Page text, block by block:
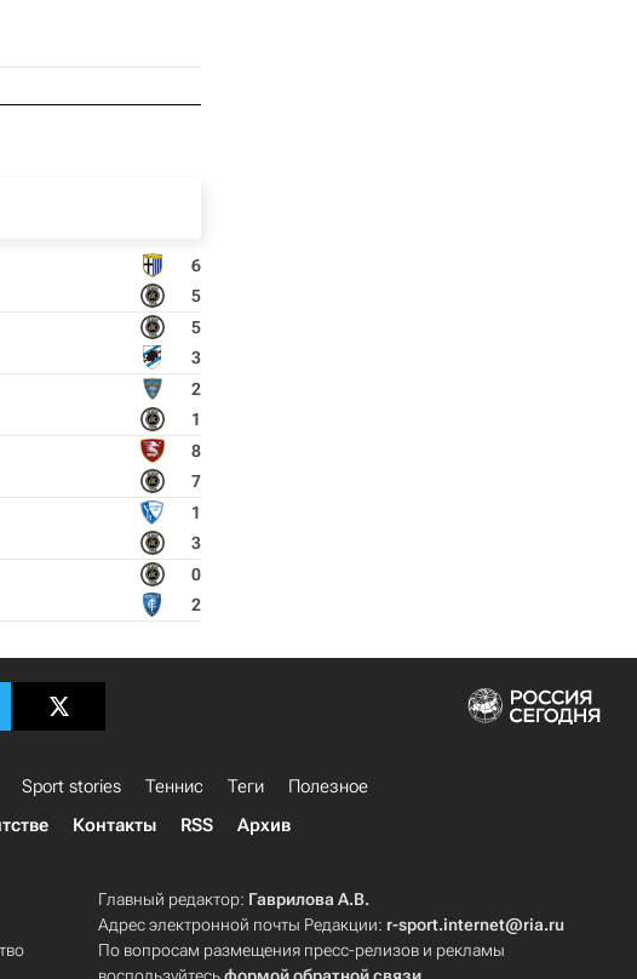
6
5
5
3
2
1
8
7
1
3
0
2
Sport stories Теннис Теги
Полезное
Контакты RSS Архив
Главный редактор: Гаврилова А.В.
Адрес электронной почты Редакции: r-sport.internet@ria.ru
По вопросам размещения пресс-релизов и рекламы